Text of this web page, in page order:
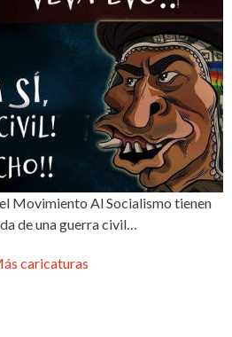
Movimiento Al Socialismo tienen
de una guerra civil…
caricaturas